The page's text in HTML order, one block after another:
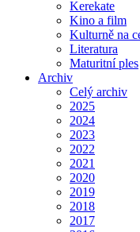
Kerekate
Kino a film
Kulturně na
Literatura
Maturitní ples
Archiv
Celý archiv
2025
2024
2023
2022
2021
2020
2019
2018
2017